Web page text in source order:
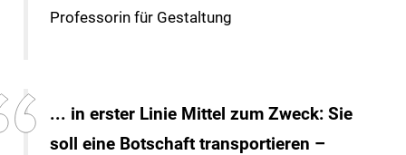
Professorin für Gestaltung
... in erster Linie Mittel zum Zweck: Sie
soll eine Botschaft transportieren –